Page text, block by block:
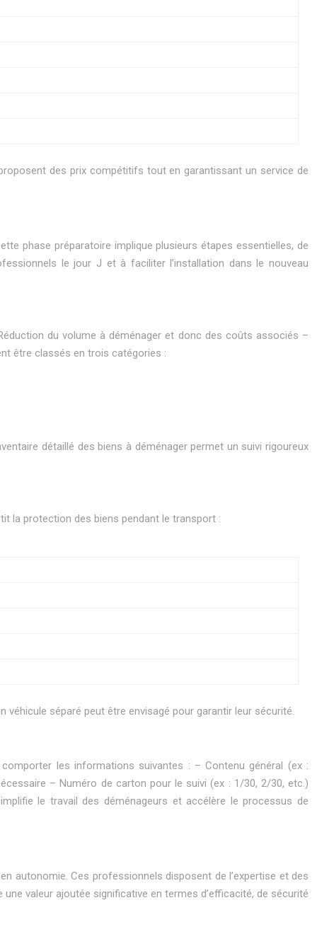
des prix compétitifs tout en garantissant un service de
phase préparatoire implique plusieurs étapes essentielles, de
le jour J et à faciliter l’installation dans le nouveau
du volume à déménager et donc des coûts associés –
être classés en trois catégories :
détaillé des biens à déménager permet un suivi rigoureux
la protection des biens pendant le transport :
séparé peut être envisagé pour garantir leur sécurité.
les informations suivantes : – Contenu général (ex :
– Numéro de carton pour le suivi (ex : 1/30, 2/30, etc.)
le travail des déménageurs et accélère le processus de
autonomie. Ces professionnels disposent de l’expertise et des
valeur ajoutée significative en termes d’efficacité, de sécurité